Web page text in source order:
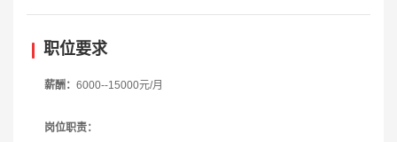
职位要求
薪酬： 6000--15000元/月
岗位职责：